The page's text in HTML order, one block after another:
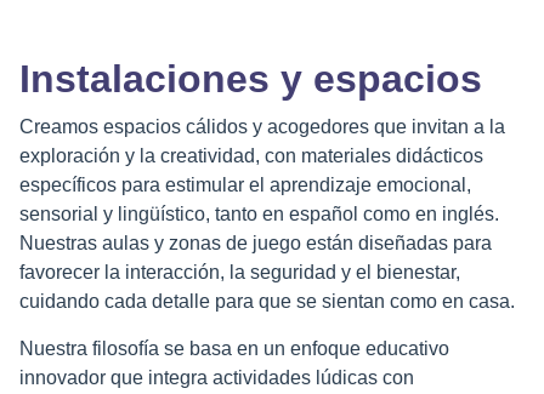
Instalaciones y espacios
Creamos espacios cálidos y acogedores que invitan a la
exploración y la creatividad, con materiales didácticos
específicos para estimular el aprendizaje emocional,
sensorial y lingüístico, tanto en español como en inglés.
Nuestras aulas y zonas de juego están diseñadas para
favorecer la interacción, la seguridad y el bienestar,
cuidando cada detalle para que se sientan como en casa.
Nuestra filosofía se basa en un enfoque educativo
innovador que integra actividades lúdicas con